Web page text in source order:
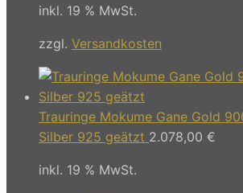
inkl. 19 % MwSt.
zzgl. Versandkosten
Trauringe Mokume Gane Gold
Silber 925 geätzt 2.078,00 €
inkl. 19 % MwSt.